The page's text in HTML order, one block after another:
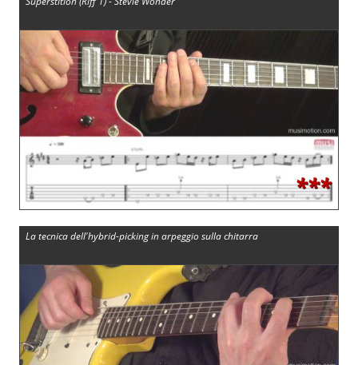
***
La tecnica dell'hybrid-picking in arpeggio sulla chitarra